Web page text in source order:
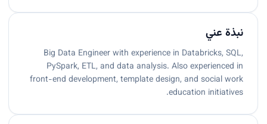
نبذة عني
Big Data Engineer with experience in Databricks, SQL,
PySpark, ETL, and data analysis. Also experienced in
front-end development, template design, and social work
education initiatives.